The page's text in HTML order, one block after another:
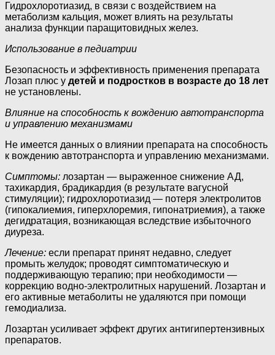
Гидрохлоротиазид, в связи с воздействием на
метаболизм кальция, может влиять на результаты
анализа функции паращитовидных желез.
Использование в педиатрии
Безопасность и эффективность применения препарата
Лозап плюс у детей и подростков в возрасте до 18 лет
не установлены.
Влияние на способность к вождению автотранспорта
и управлению механизмами
Не имеется данных о влиянии препарата на способность
к вождению автотранспорта и управлению механизмами.
Симптомы: лозартан — выраженное снижение АД,
тахикардия, брадикардия (в результате вагусной
стимуляции); гидрохлоротиазид — потеря электролитов
(гипокалиемия, гиперхлоремия, гипонатриемия), а также
дегидратация, возникающая вследствие избыточного
диуреза.
Лечение: если препарат принят недавно, следует
промыть желудок; проводят симптоматическую и
поддерживающую терапию; при необходимости —
коррекцию водно-электролитных нарушений. Лозартан и
его активные метаболиты не удаляются при помощи
гемодиализа.
Лозартан усиливает эффект других антигипертензивных
препаратов.